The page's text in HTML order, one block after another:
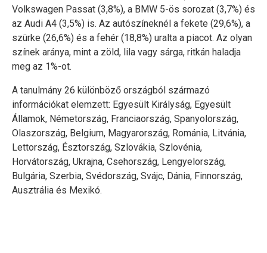
Volkswagen Passat (3,8%), a BMW 5-ös sorozat (3,7%) és
az Audi A4 (3,5%) is. Az autószíneknél a fekete (29,6%), a
szürke (26,6%) és a fehér (18,8%) uralta a piacot. Az olyan
színek aránya, mint a zöld, lila vagy sárga, ritkán haladja
meg az 1%-ot.
A tanulmány 26 különböző országból származó
információkat elemzett: Egyesült Királyság, Egyesült
Államok, Németország, Franciaország, Spanyolország,
Olaszország, Belgium, Magyarország, Románia, Litvánia,
Lettország, Észtország, Szlovákia, Szlovénia,
Horvátország, Ukrajna, Csehország, Lengyelország,
Bulgária, Szerbia, Svédország, Svájc, Dánia, Finnország,
Ausztrália és Mexikó.